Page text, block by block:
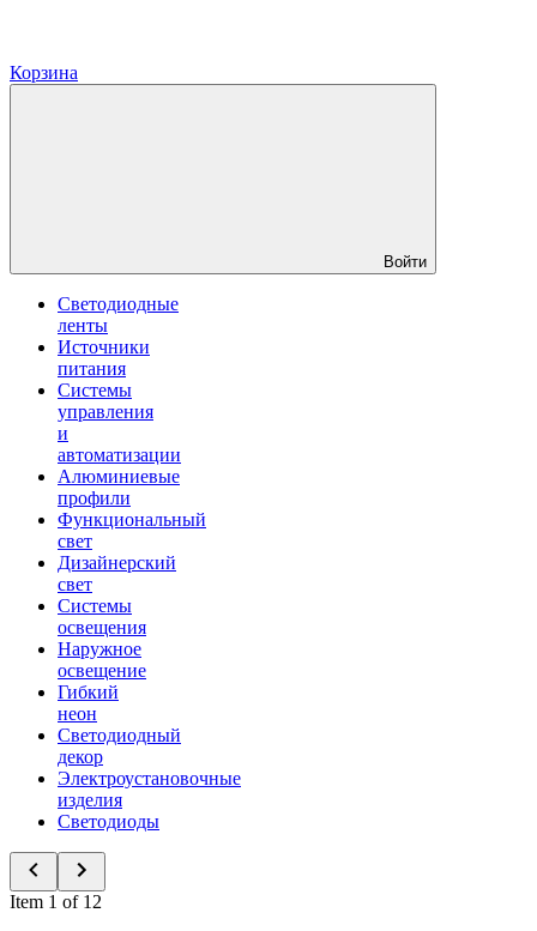
Корзина
Войти
Светодиодные
ленты
Источники
питания
Системы
управления
и
автоматизации
Алюминиевые
профили
Функциональный
свет
Дизайнерский
свет
Системы
освещения
Наружное
освещение
Гибкий
неон
Светодиодный
декор
Электроустановочные
изделия
Светодиоды
Item 1 of 12